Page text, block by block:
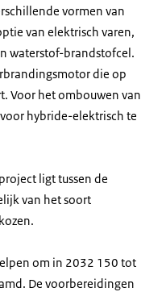
vormen van
van elektrisch varen,
waterstof-brandstofcel.
die op
Voor het ombouwen van
hybride-elektrisch te
ligt tussen de
van het soort
om in 2032 150 tot
De voorbereidingen